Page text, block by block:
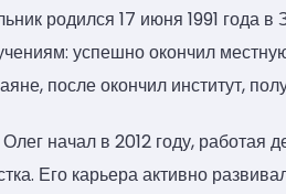
родился 17 июня 1991 года
успешно окончил
после окончил институт,
начал в 2012 году,
Его карьера активно